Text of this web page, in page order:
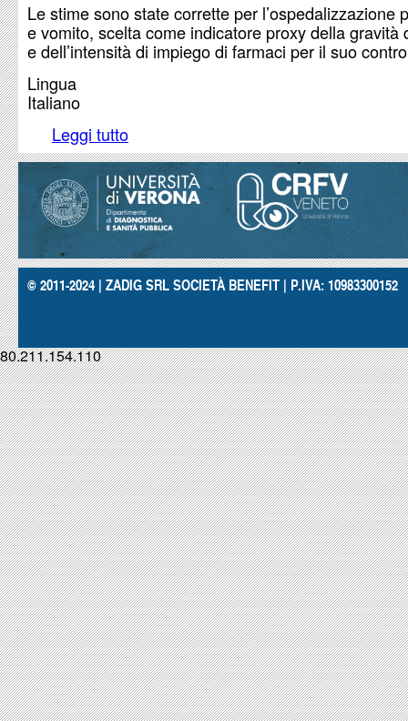
Le stime sono state corrette per l’ospedalizzazione
e vomito, scelta come indicatore proxy della gravità
e dell’intensità di impiego di farmaci per il suo
Lingua
Italiano
Leggi tutto
© 2011-2024 | ZADIG SRL SOCIETÀ BENEFIT | P.IVA: 10983300152
80.211.154.110